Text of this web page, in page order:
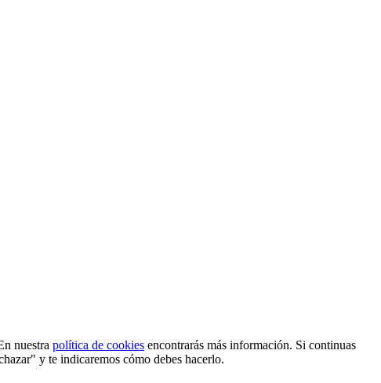
nuestra política de cookies encontrarás más información. Si continuas
y te indicaremos cómo debes hacerlo.